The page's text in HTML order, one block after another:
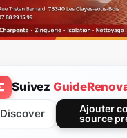
Suivez
Discover
Ajouter
source